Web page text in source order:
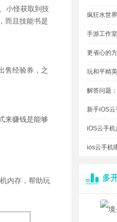
小怪获取到技
而且技能书是
售经验券，之
来赚钱是能够
内存，帮助玩
更省心的
多